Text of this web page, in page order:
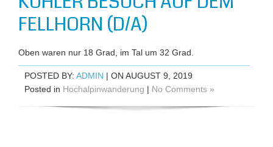
FELLHORN (D/A)
Oben waren nur 18 Grad, im Tal um 32 Grad.
POSTED BY: ADMIN | ON AUGUST 9, 2019
Posted in Hochalpinwanderung | No Comments »